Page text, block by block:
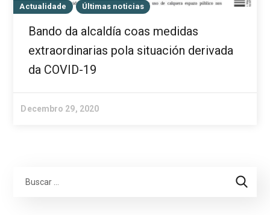
Actualidade Últimas noticias
Bando da alcaldía coas medidas
extraordinarias pola situación derivada
da COVID-19
Decembro 29, 2020